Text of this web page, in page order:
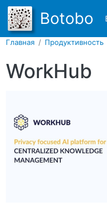
Botobo
Главная Продуктивность
WorkHub